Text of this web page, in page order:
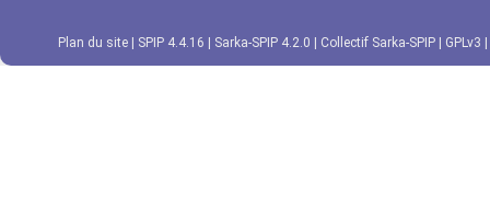
Plan du site SPIP 4.4.16 Sarka-SPIP 4.2.0 Collectif Sarka-SPIP GPLv3